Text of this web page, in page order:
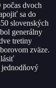
dvoch
sa do
slovenských
generálny
tretiny
zväze.